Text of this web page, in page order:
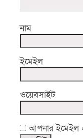
নাম
ইমেইল
ওয়েবসাইট
আপনার ইমেইল